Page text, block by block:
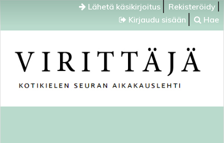
Lähetä käsikirjoitus
Rekisteröidy
Kirjaudu sisään
Hae